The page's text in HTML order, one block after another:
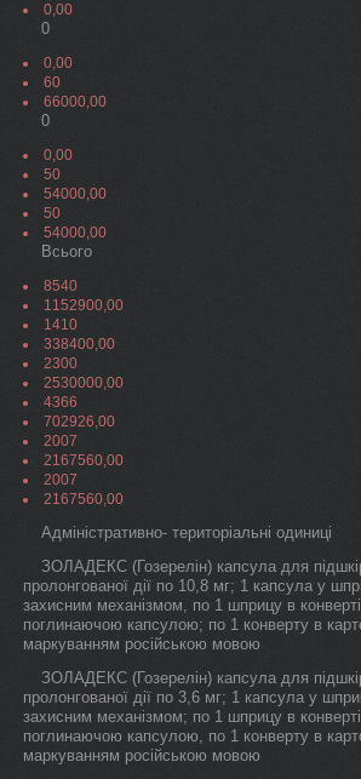
0,00
0
0,00
60
66000,00
0
0,00
50
54000,00
50
54000,00
Всього
8540
1152900,00
1410
338400,00
2300
2530000,00
4366
702926,00
2007
2167560,00
2007
2167560,00
Адміністративно- територіальні одиниці
ЗОЛАДЕКС (Гозерелін) капсула для
пролонгованої дії по 10,8 мг; 1 капсула у
захисним механізмом, по 1 шприцу в
поглинаючою капсулою; по 1 конверту в
маркуванням російською мовою
ЗОЛАДЕКС (Гозерелін) капсула для
пролонгованої дії по 3,6 мг; 1 капсула у
захисним механізмом; по 1 шприцу в
поглинаючою капсулою, по 1 конверту в
маркуванням російською мовою